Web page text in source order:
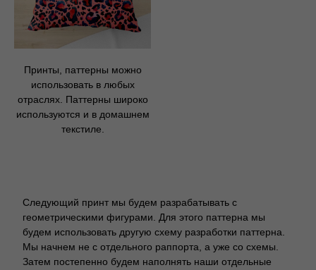
Принты, паттерны можно
использовать в любых
отраслях. Паттерны широко
используются и в домашнем
текстиле.
Следующий принт мы будем разрабатывать с
геометрическими фигурами. Для этого паттерна мы
будем использовать другую схему разработки паттерна.
Мы начнем не с отдельного раппорта, а уже со схемы.
Затем постепенно будем наполнять наши отдельные